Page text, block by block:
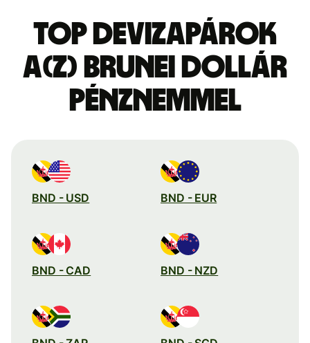
Top devizapárok
a(z) brunei dollár
pénznemmel
BND - USD BND - EUR
BND - CAD BND - NZD